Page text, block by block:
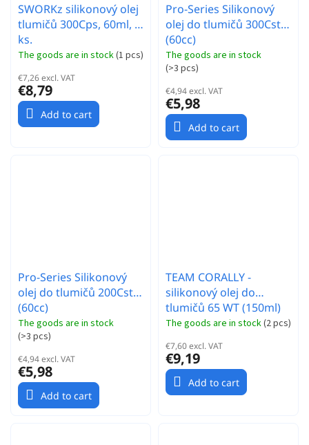
SWORKz silikonový olej
tlumičů 300Cps, 60ml, 1
ks.
The goods are in stock(1 pcs)
€7,26 excl. VAT
€8,79
Add to cart
Pro-Series Silikonový
olej do tlumičů 300Cst
(60cc)
The goods are in stock
(>3 pcs)
€4,94 excl. VAT
€5,98
Add to cart
Pro-Series Silikonový
olej do tlumičů 200Cst
(60cc)
The goods are in stock
(>3 pcs)
€4,94 excl. VAT
€5,98
Add to cart
TEAM CORALLY -
silikonový olej do
tlumičů 65 WT (150ml)
The goods are in stock(2 pcs)
€7,60 excl. VAT
€9,19
Add to cart